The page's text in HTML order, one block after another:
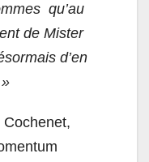
qu’au
de Mister
d’en
Cochenet,